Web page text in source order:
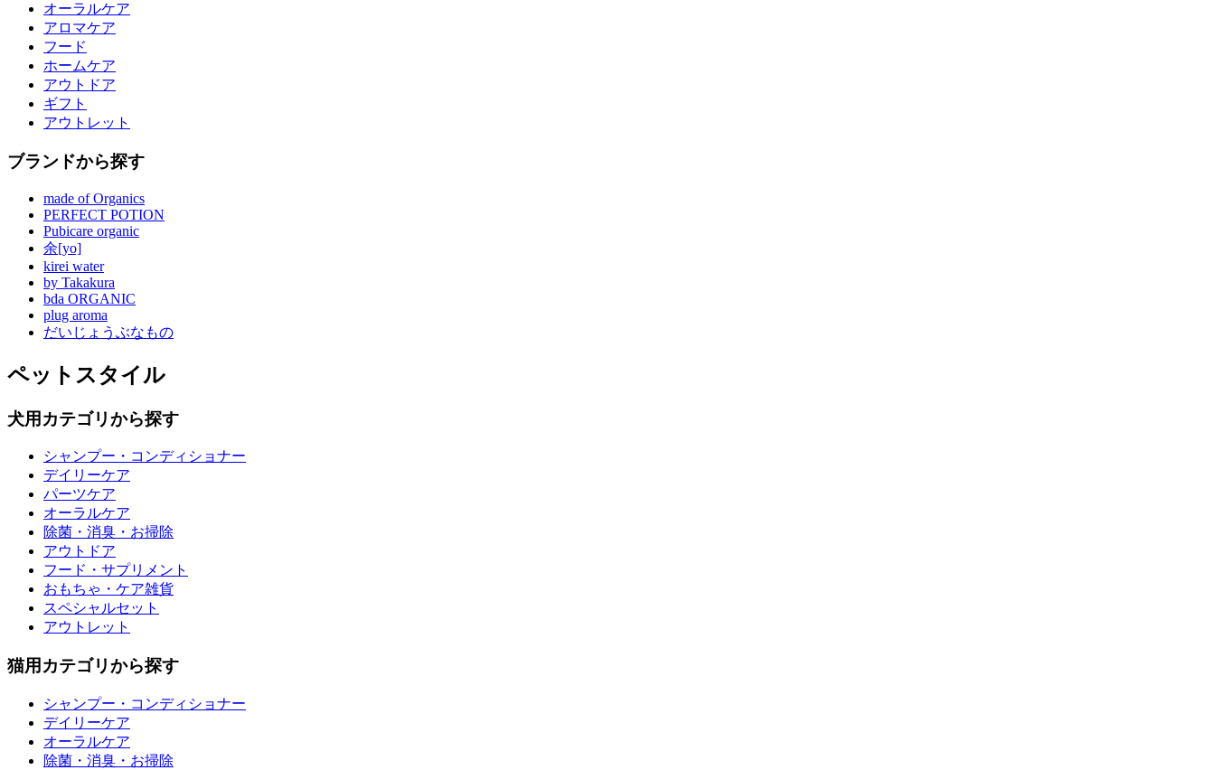
オーラルケア
アロマケア
フード
ホームケア
アウトドア
ギフト
アウトレット
ブランドから探す
made of Organics
PERFECT POTION
Pubicare organic
余[yo]
kirei water
by Takakura
bda ORGANIC
plug aroma
だいじょうぶなもの
ペットスタイル
犬用カテゴリから探す
シャンプー・コンディショナー
デイリーケア
パーツケア
オーラルケア
除菌・消臭・お掃除
アウトドア
フード・サプリメント
おもちゃ・ケア雑貨
スペシャルセット
アウトレット
猫用カテゴリから探す
シャンプー・コンディショナー
デイリーケア
オーラルケア
除菌・消臭・お掃除